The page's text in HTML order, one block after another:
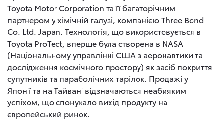
Toyota Motor Corporation та її багаторічним
партнером у хімічній галузі, компанією Three Bond
Co. Ltd. Japan. Технологія, що використовується в
Toyota ProTect, вперше була створена в NASA
(Національному управлінні США з аеронавтики та
дослідження космічного простору) як засіб покриття
супутників та параболічних тарілок. Продажі у
Японії та на Тайвані відзначаються неабияким
успіхом, що спонукало вихід продукту на
європейський ринок.